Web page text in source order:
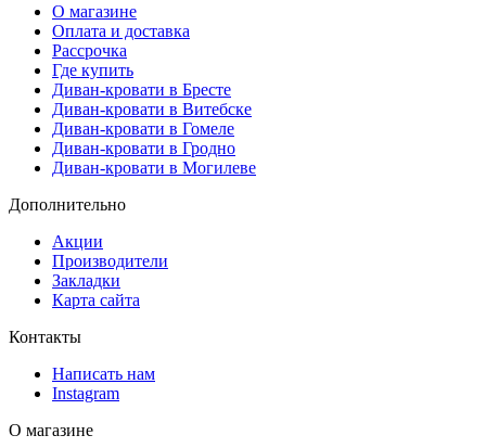
О магазине
Оплата и доставка
Рассрочка
Где купить
Диван-кровати в Бресте
Диван-кровати в Витебске
Диван-кровати в Гомеле
Диван-кровати в Гродно
Диван-кровати в Могилеве
Дополнительно
Акции
Производители
Закладки
Карта сайта
Контакты
Написать нам
Instagram
О магазине